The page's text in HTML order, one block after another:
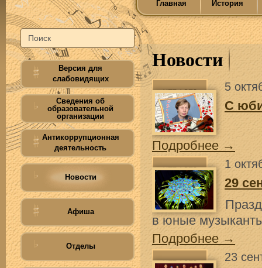
Главная История
Версия для
слабовидящих
Сведения об
образовательной
организации
Антикоррупционная
деятельность
Новости
Афиша
Отделы
Новости
5
С
Подробнее →
1
29
в юные
Подробнее →
23